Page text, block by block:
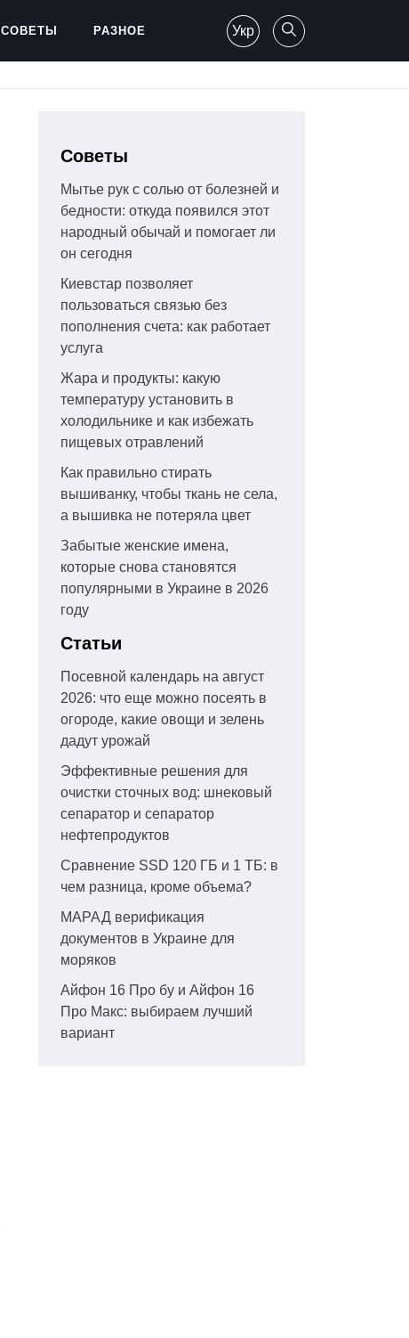
СОВЕТЫ РАЗНОЕ Укр
Советы
Мытье рук с солью от болезней и
бедности: откуда появился этот
народный обычай и помогает ли
он сегодня
Киевстар позволяет
пользоваться связью без
пополнения счета: как работает
услуга
Жара и продукты: какую
температуру установить в
холодильнике и как избежать
пищевых отравлений
Как правильно стирать
вышиванку, чтобы ткань не села,
а вышивка не потеряла цвет
Забытые женские имена,
которые снова становятся
популярными в Украине в 2026
году
Статьи
Посевной календарь на август
2026: что еще можно посеять в
огороде, какие овощи и зелень
дадут урожай
Эффективные решения для
очистки сточных вод: шнековый
сепаратор и сепаратор
нефтепродуктов
Сравнение SSD 120 ГБ и 1 ТБ: в
чем разница, кроме объема?
МАРАД верификация
документов в Украине для
моряков
Айфон 16 Про бу и Айфон 16
Про Макс: выбираем лучший
вариант